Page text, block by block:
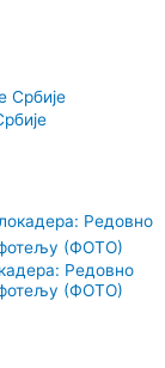
Редовно
(ФОТО)